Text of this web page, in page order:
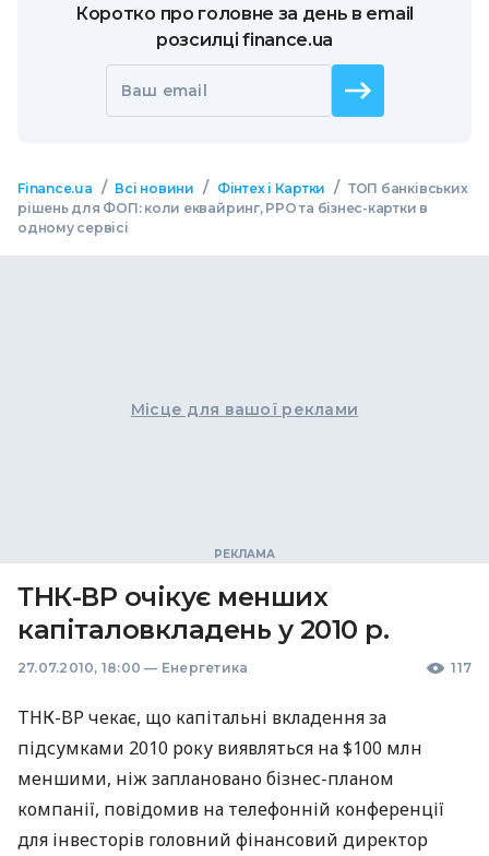
Коротко про головне за день в email
розсилці finance.ua
Ваш email
Finance.ua / Всі новини / Фінтех і Картки / ТОП банківських
рішень для ФОП: коли еквайринг, РРО та бізнес-картки в
одному сервісі
Місце для вашої реклами
ТНК-ВР очікує менших
капіталовкладень у 2010 р.
27.07.2010, 18:00 — Енергетика 117
ТНК-BP чекає, що капітальні вкладення за
підсумками 2010 року виявляться на $100 млн
меншими, ніж заплановано бізнес-планом
компанії, повідомив на телефонній конференції
для інвесторів головний фінансовий директор